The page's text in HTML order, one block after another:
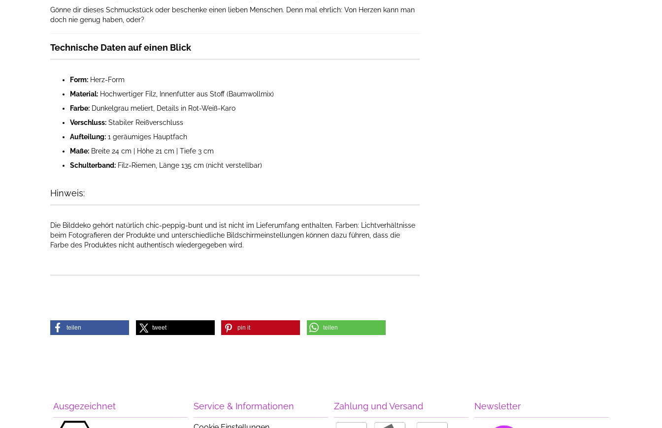
Gönne dir dieses Schmuckstück oder beschenke einen lieben Menschen. Denn mal ehrlich: Von Herzen kann man
doch nie genug haben, oder?
Technische Daten auf einen Blick
Form: Herz-Form
Material: Hochwertiger Filz, Innenfutter aus Stoff (Baumwollmix)
Farbe: Dunkelgrau meliert, Details in Rot-Weiß-Karo
Verschluss: Stabiler Reißverschluss
Aufteilung: 1 geräumiges Hauptfach
Maße: Breite 24 cm | Höhe 21 cm | Tiefe 3 cm
Schulterband: Filz-Riemen, Länge 135 cm (nicht verstellbar)
Hinweis:
Die Bilddeko gehört natürlich chic-peppig-bunt und ist nicht im Lieferumfang enthalten. Farben: Lichtverhältnisse
beim Fotografieren der Produkte und unterschiedliche Bildschirmeinstellungen können dazu führen, dass die
Farbe des Produktes nicht authentisch wiedergegeben wird.​
teilen tweet pin it teilen
Ausgezeichnet Service & Informationen Zahlung und Versand Newsletter